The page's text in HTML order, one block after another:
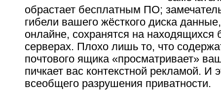
обрастает бесплатным ПО;
гибели вашего жёсткого диска
онлайне, сохранятся на находящихся
серверах. Плохо лишь то, что
почтового ящика «просматривает»
пичкает вас контекстной рекламой. И
всеобщего разрушения приватности.